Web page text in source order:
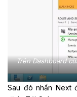
Trên Dashboard
Sau đó nhấn Next